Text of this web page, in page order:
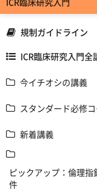
規制ガイドライン
ICR臨床研究入門全
今イチオシの講義
スタンダード必修
新着講義
ピックアップ：倫理指
件